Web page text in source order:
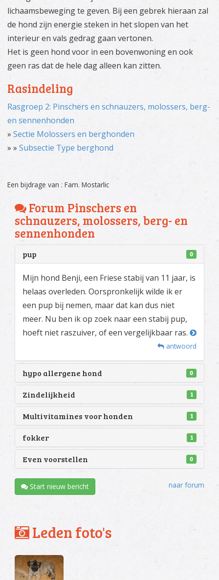
lichaamsbeweging te geven. Bij een gebrek hieraan zal
de hond zijn energie steken in het slopen van het
interieur en vals gedrag gaan vertonen.
Het is geen hond voor in een bovenwoning en ook
geen ras dat de hele dag alleen kan zitten.
Rasindeling
Rasgroep 2: Pinschers en schnauzers, molossers, berg-
en sennenhonden
» Sectie Molossers en berghonden
» » Subsectie Type berghond
Een bijdrage van : Fam. Mostarlic
Forum Pinschers en
schnauzers, molossers, berg- en
sennenhonden
pup 0
Mijn hond Benji, een Friese stabij van 11 jaar, is
helaas overleden. Oorspronkelijk wilde ik er
een pup bij nemen, maar dat kan dus niet
meer. Nu ben ik op zoek naar een stabij pup,
hoeft niet raszuiver, of een vergelijkbaar ras.
antwoord
hypo allergene hond 0
Zindelijkheid 1
Multivitamines voor honden 1
fokker 1
Even voorstellen 0
Start nieuw bericht naar forum
Leden foto's